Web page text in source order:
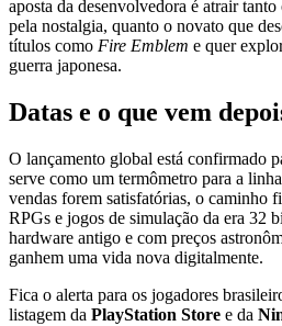
aposta da desenvolvedora é atrair
pela nostalgia, quanto o novato que
títulos como Fire Emblem e quer
guerra japonesa.
Datas e o que vem
O lançamento global está confirmado
serve como um termômetro para a linha
vendas forem satisfatórias, o caminho
RPGs e jogos de simulação da era 32
hardware antigo e com preços
ganhem uma vida nova digitalmente.
Fica o alerta para os jogadores
listagem da PlayStation Store e da